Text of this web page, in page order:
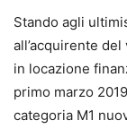
Stando agli
all’acquirente
in locazione
primo marzo
categoria M1